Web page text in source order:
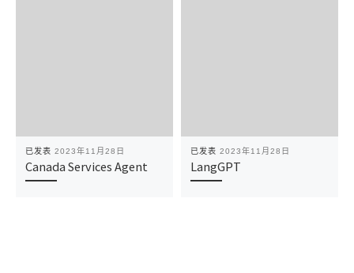
已发表 2023年11月28日
Canada Services Agent
已发表 2023年11月28日
LangGPT